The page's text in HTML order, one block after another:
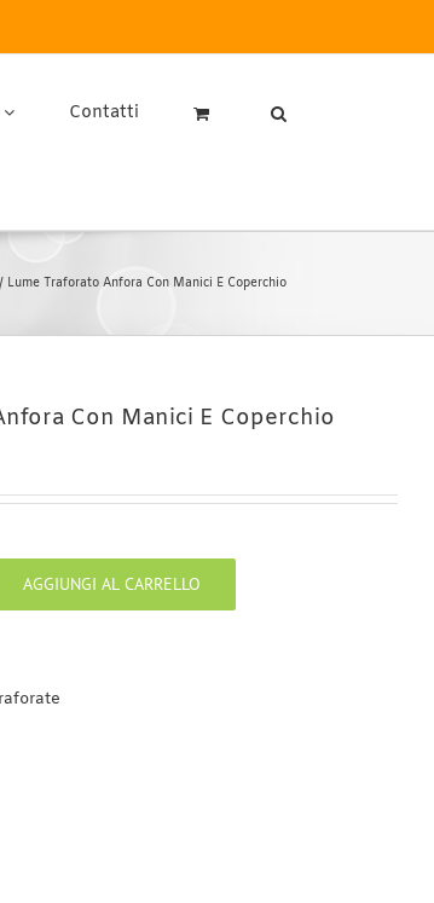
Contatti
Lume Traforato Anfora Con Manici E Coperchio
Con Manici E Coperchio
AGGIUNGI AL CARRELLO